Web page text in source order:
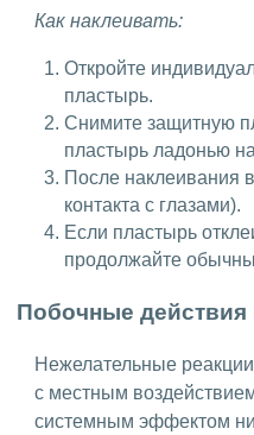
Как наклеивать:
Откройте
пластырь.
Снимите защитную
пластырь ладонью
После наклеивания
контакта с глазами).
Если пластырь
продолжайте
Побочные действия
Нежелательные
с местным
системным эффектом